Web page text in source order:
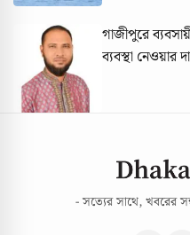
গাজীপুরে
ব্যবস্থা নেওয়ার
- সত্যের সাথে, খবরের